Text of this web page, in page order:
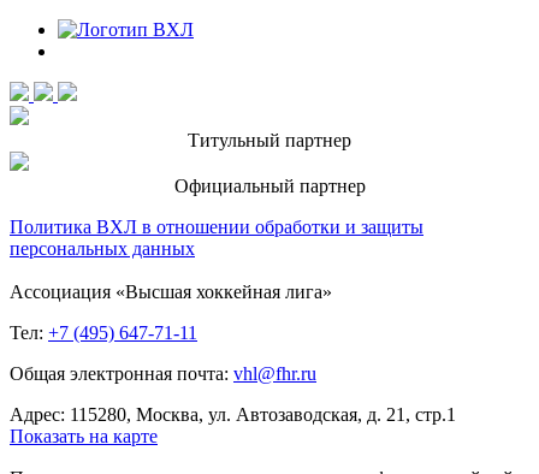
Титульный партнер
Официальный партнер
Политика ВХЛ в отношении обработки и защиты
персональных данных
Ассоциация «Высшая хоккейная лига»
Тел: +7 (495) 647-71-11
Общая электронная почта: vhl@fhr.ru
Адрес: 115280, Москва, ул. Автозаводская, д. 21, стр.1
Показать на карте